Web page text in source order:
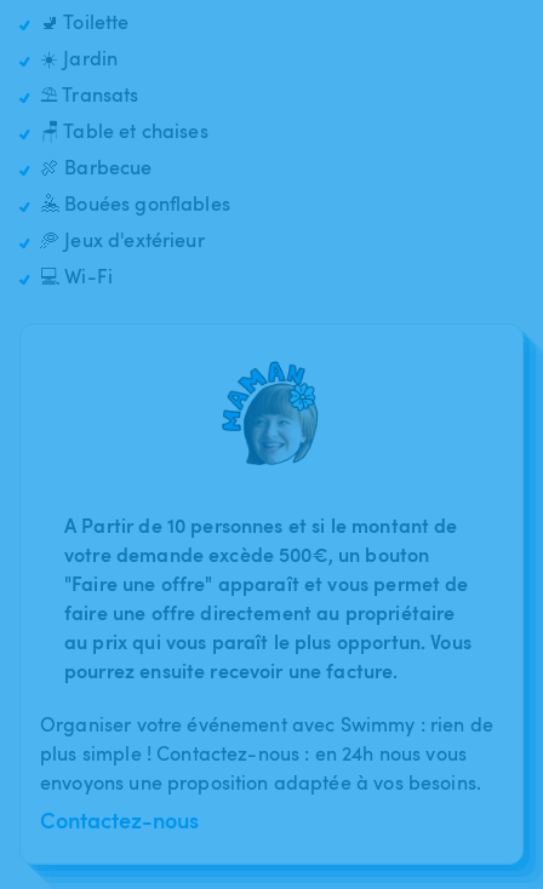
🚽 Toilette
☀️ Jardin
⛱️ Transats
🪑 Table et chaises
🍖 Barbecue
🤽 Bouées gonflables
🥏 Jeux d'extérieur
💻 Wi-Fi
A Partir de 10 personnes et si le montant de
votre demande excède 500€, un bouton
"Faire une offre" apparaît et vous permet de
faire une offre directement au propriétaire
au prix qui vous paraît le plus opportun. Vous
pourrez ensuite recevoir une facture.
Organiser votre événement avec Swimmy : rien de
plus simple ! Contactez-nous : en 24h nous vous
envoyons une proposition adaptée à vos besoins.
Contactez-nous